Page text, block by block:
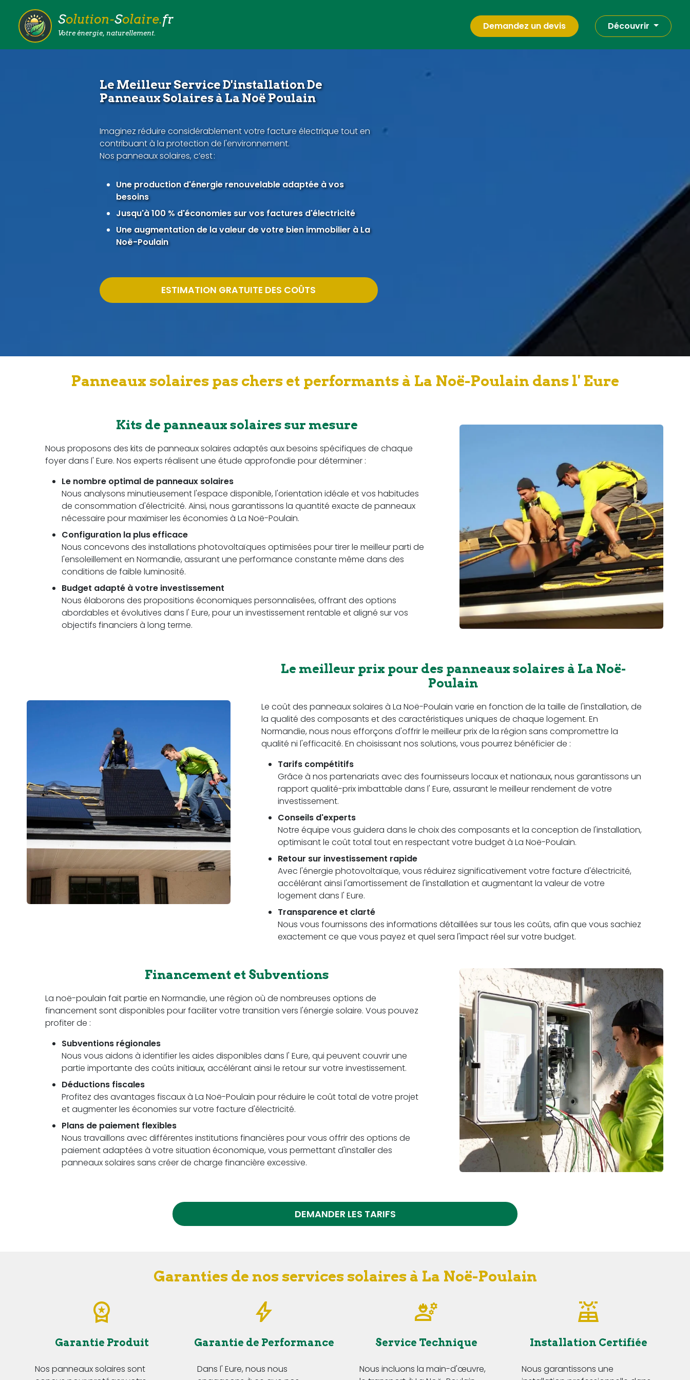
Solution-Solaire.fr
Votre énergie, naturellement.
Demandez un devis Découvrir
Le Meilleur Service D'installation De
Panneaux Solaires à La Noë Poulain
Imaginez réduire considérablement votre facture électrique tout en
contribuant à la protection de l'environnement.
Nos panneaux solaires, c’est :
Une production d'énergie renouvelable adaptée à vos
besoins
Jusqu'à 100 % d'économies sur vos factures d'électricité
Une augmentation de la valeur de votre bien immobilier à La
Noë-Poulain
ESTIMATION GRATUITE DES COÛTS
Panneaux solaires pas chers et performants à La Noë-Poulain dans l' Eure
Kits de panneaux solaires sur mesure
Nous proposons des kits de panneaux solaires adaptés aux besoins spécifiques de chaque
foyer dans l' Eure. Nos experts réalisent une étude approfondie pour déterminer :
Le nombre optimal de panneaux solaires
Nous analysons minutieusement l'espace disponible, l'orientation idéale et vos habitudes
de consommation d'électricité. Ainsi, nous garantissons la quantité exacte de panneaux
nécessaire pour maximiser les économies à La Noë-Poulain.
Configuration la plus efficace
Nous concevons des installations photovoltaïques optimisées pour tirer le meilleur parti de
l'ensoleillement en Normandie, assurant une performance constante même dans des
conditions de faible luminosité.
Budget adapté à votre investissement
Nous élaborons des propositions économiques personnalisées, offrant des options
abordables et évolutives dans l' Eure, pour un investissement rentable et aligné sur vos
objectifs financiers à long terme.
Le meilleur prix pour des panneaux solaires à La Noë-
Poulain
Le coût des panneaux solaires à La Noë-Poulain varie en fonction de la taille de l'installation, de
la qualité des composants et des caractéristiques uniques de chaque logement. En
Normandie, nous nous efforçons d'offrir le meilleur prix de la région sans compromettre la
qualité ni l'efficacité. En choisissant nos solutions, vous pourrez bénéficier de :
Tarifs compétitifs
Grâce à nos partenariats avec des fournisseurs locaux et nationaux, nous garantissons un
rapport qualité-prix imbattable dans l' Eure, assurant le meilleur rendement de votre
investissement.
Conseils d'experts
Notre équipe vous guidera dans le choix des composants et la conception de l'installation,
optimisant le coût total tout en respectant votre budget à La Noë-Poulain.
Retour sur investissement rapide
Avec l'énergie photovoltaïque, vous réduirez significativement votre facture d'électricité,
accélérant ainsi l'amortissement de l'installation et augmentant la valeur de votre
logement dans l' Eure.
Transparence et clarté
Nous vous fournissons des informations détaillées sur tous les coûts, afin que vous sachiez
exactement ce que vous payez et quel sera l'impact réel sur votre budget.
Financement et Subventions
La noë-poulain fait partie en Normandie, une région où de nombreuses options de
financement sont disponibles pour faciliter votre transition vers l'énergie solaire. Vous pouvez
profiter de :
Subventions régionales
Nous vous aidons à identifier les aides disponibles dans l' Eure, qui peuvent couvrir une
partie importante des coûts initiaux, accélérant ainsi le retour sur votre investissement.
Déductions fiscales
Profitez des avantages fiscaux à La Noë-Poulain pour réduire le coût total de votre projet
et augmenter les économies sur votre facture d'électricité.
Plans de paiement flexibles
Nous travaillons avec différentes institutions financières pour vous offrir des options de
paiement adaptées à votre situation économique, vous permettant d'installer des
panneaux solaires sans créer de charge financière excessive.
DEMANDER LES TARIFS
Garanties de nos services solaires à La Noë-Poulain
Garantie Produit
Nos panneaux solaires sont
Garantie de Performance
Dans l' Eure, nous nous
Service Technique
Nous incluons la main-d'œuvre,
Installation Certifiée
Nous garantissons une